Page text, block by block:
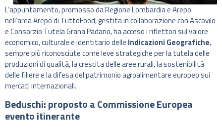
L’appuntamento, promosso da Regione Lombardia e Arepo
nell’area Arepo di TuttoFood, gestita in collaborazione con Ascovilo
e Consorzio Tutela Grana Padano, ha acceso i riflettori sul valore
economico, culturale e identitario delle Indicazioni Geografiche,
sempre più riconosciute come leve strategiche per la tutela delle
produzioni di qualità, la crescita delle aree rurali, la sostenibilità
delle filiere e la difesa del patrimonio agroalimentare europeo sui
mercati internazionali.
Beduschi: proposto a Commissione Europea
evento itinerante